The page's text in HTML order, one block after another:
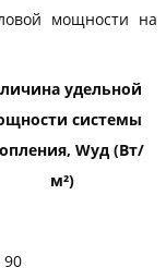
мощности на
удельной
системы
Wуд (Вт/
м²)
90